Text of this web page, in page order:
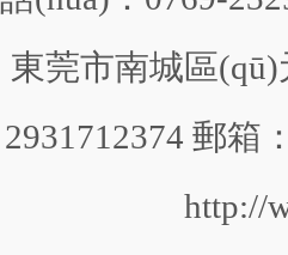
東莞市南城區
郵箱
http://